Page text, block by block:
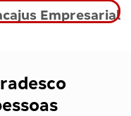
Empresarial